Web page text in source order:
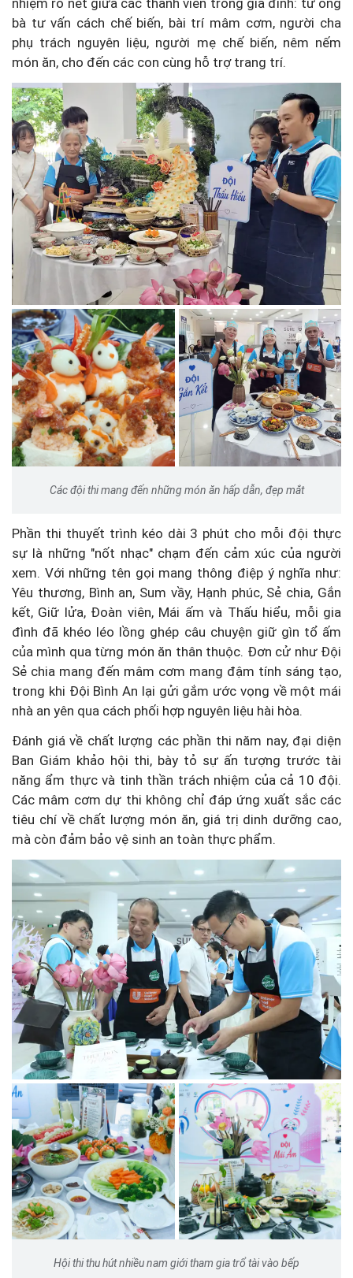
bà tư vấn cách chế biến, bài trí mâm cơm, người cha
phụ trách nguyên liệu, người mẹ chế biến, nêm nếm
món ăn, cho đến các con cùng hỗ trợ trang trí.
Các đội thi mang đến những món ăn hấp dẫn, đẹp mắt
Phần thi thuyết trình kéo dài 3 phút cho mỗi đội thực
sự là những "nốt nhạc" chạm đến cảm xúc của người
xem. Với những tên gọi mang thông điệp ý nghĩa như:
Yêu thương, Bình an, Sum vầy, Hạnh phúc, Sẻ chia, Gắn
kết, Giữ lửa, Đoàn viên, Mái ấm và Thấu hiểu, mỗi gia
đình đã khéo léo lồng ghép câu chuyện giữ gìn tổ ấm
của mình qua từng món ăn thân thuộc. Đơn cử như Đội
Sẻ chia mang đến mâm cơm mang đậm tính sáng tạo,
trong khi Đội Bình An lại gửi gắm ước vọng về một mái
nhà an yên qua cách phối hợp nguyên liệu hài hòa.
Đánh giá về chất lượng các phần thi năm nay, đại diện
Ban Giám khảo hội thi, bày tỏ sự ấn tượng trước tài
năng ẩm thực và tinh thần trách nhiệm của cả 10 đội.
Các mâm cơm dự thi không chỉ đáp ứng xuất sắc các
tiêu chí về chất lượng món ăn, giá trị dinh dưỡng cao,
mà còn đảm bảo vệ sinh an toàn thực phẩm.
Hội thi thu hút nhiều nam giới tham gia trổ tài vào bếp